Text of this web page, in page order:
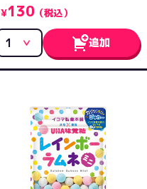
¥130（税込）
追加